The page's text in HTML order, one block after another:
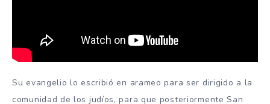
Su evangelio lo escribió en arameo para ser dirigido a la
comunidad de los judíos, para que posteriormente San